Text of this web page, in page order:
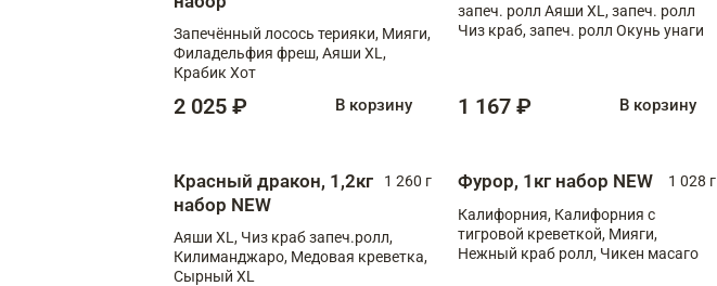
Запечённый лосось терияки, Мияги,
Филадельфия фреш, Аяши XL,
Крабик Хот
2 025 ₽ В корзину
запеч. ролл Аяши XL, запеч. ролл
Чиз краб, запеч. ролл Окунь унаги
1 167 ₽ В корзину
Красный дракон, 1,2кг
набор NEW
1 260 г
Аяши XL, Чиз краб запеч.ролл,
Килиманджаро, Медовая креветка,
Сырный XL
Фурор, 1кг набор NEW
1 028 г
Калифорния, Калифорния с
тигровой креветкой, Мияги,
Нежный краб ролл, Чикен масаго